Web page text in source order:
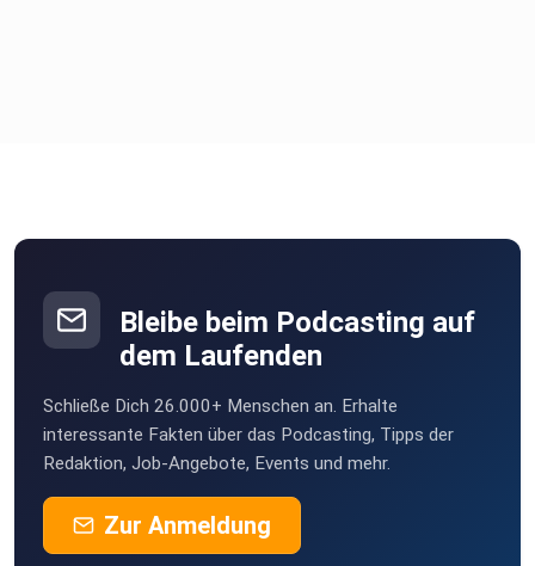
Bleibe beim Podcasting auf
dem Laufenden
Schließe Dich 26.000+ Menschen an. Erhalte
interessante Fakten über das Podcasting, Tipps der
Redaktion, Job-Angebote, Events und mehr.
Zur Anmeldung